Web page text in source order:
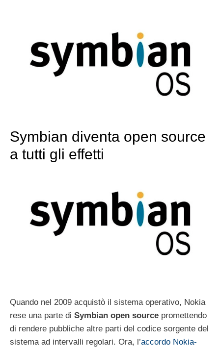
Symbian diventa open source
a tutti gli effetti
Quando nel 2009 acquistò il sistema operativo, Nokia
rese una parte di Symbian open source promettendo
di rendere pubbliche altre parti del codice sorgente del
sistema ad intervalli regolari. Ora, l’accordo Nokia-